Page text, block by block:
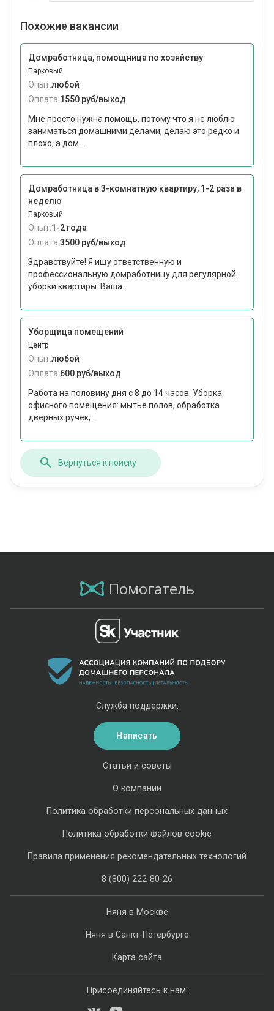
Похожие вакансии
Домработница, помощница по хозяйству
Парковый
Опыт:любой
Оплата:1550 руб/выход
Мне просто нужна помощь, потому что я не люблю
заниматься домашними делами, делаю это редко и
плохо, а дом...
Домработница в 3-комнатную квартиру, 1-2 раза в
неделю
Парковый
Опыт:1-2 года
Оплата:3500 руб/выход
Здравствуйте! Я ищу ответственную и
профессиональную домработницу для регулярной
уборки квартиры. Ваша...
Уборщица помещений
Центр
Опыт:любой
Оплата:600 руб/выход
Работа на половину дня с 8 до 14 часов. Уборка
офисного помещения: мытье полов, обработка
дверных ручек,...
Вернуться к поиску
Помогатель
Няня в Москве
Няня в Санкт-Петербурге
Карта сайта
Статьи и советы
О компании
Политика обработки персональных данных
Политика обработки файлов cookie
Правила применения рекомендательных технологий
8 (800) 222-80-26
Служба поддержки:
Написать
Присоединяйтесь к нам: